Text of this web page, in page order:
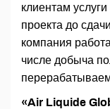
клиентам
проекта до
компания
числе добыча
«Air Liquide